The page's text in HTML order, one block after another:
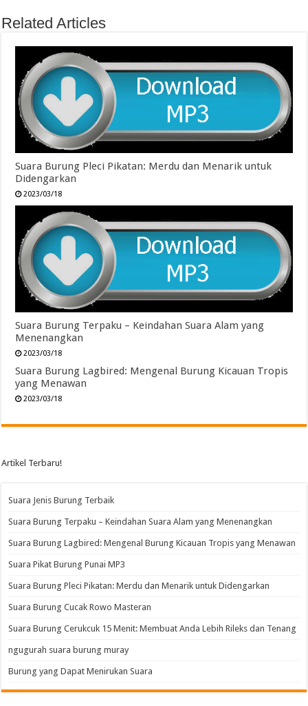
Related Articles
Suara Burung Pleci Pikatan: Merdu dan Menarik untuk
Didengarkan
2023/03/18
Suara Burung Terpaku – Keindahan Suara Alam yang
Menenangkan
2023/03/18
Suara Burung Lagbired: Mengenal Burung Kicauan Tropis
yang Menawan
2023/03/18
Artikel Terbaru!
Suara Jenis Burung Terbaik
Suara Burung Terpaku – Keindahan Suara Alam yang Menenangkan
Suara Burung Lagbired: Mengenal Burung Kicauan Tropis yang Menawan
Suara Pikat Burung Punai MP3
Suara Burung Pleci Pikatan: Merdu dan Menarik untuk Didengarkan
Suara Burung Cucak Rowo Masteran
Suara Burung Cerukcuk 15 Menit: Membuat Anda Lebih Rileks dan Tenang
ngugurah suara burung muray
Burung yang Dapat Menirukan Suara